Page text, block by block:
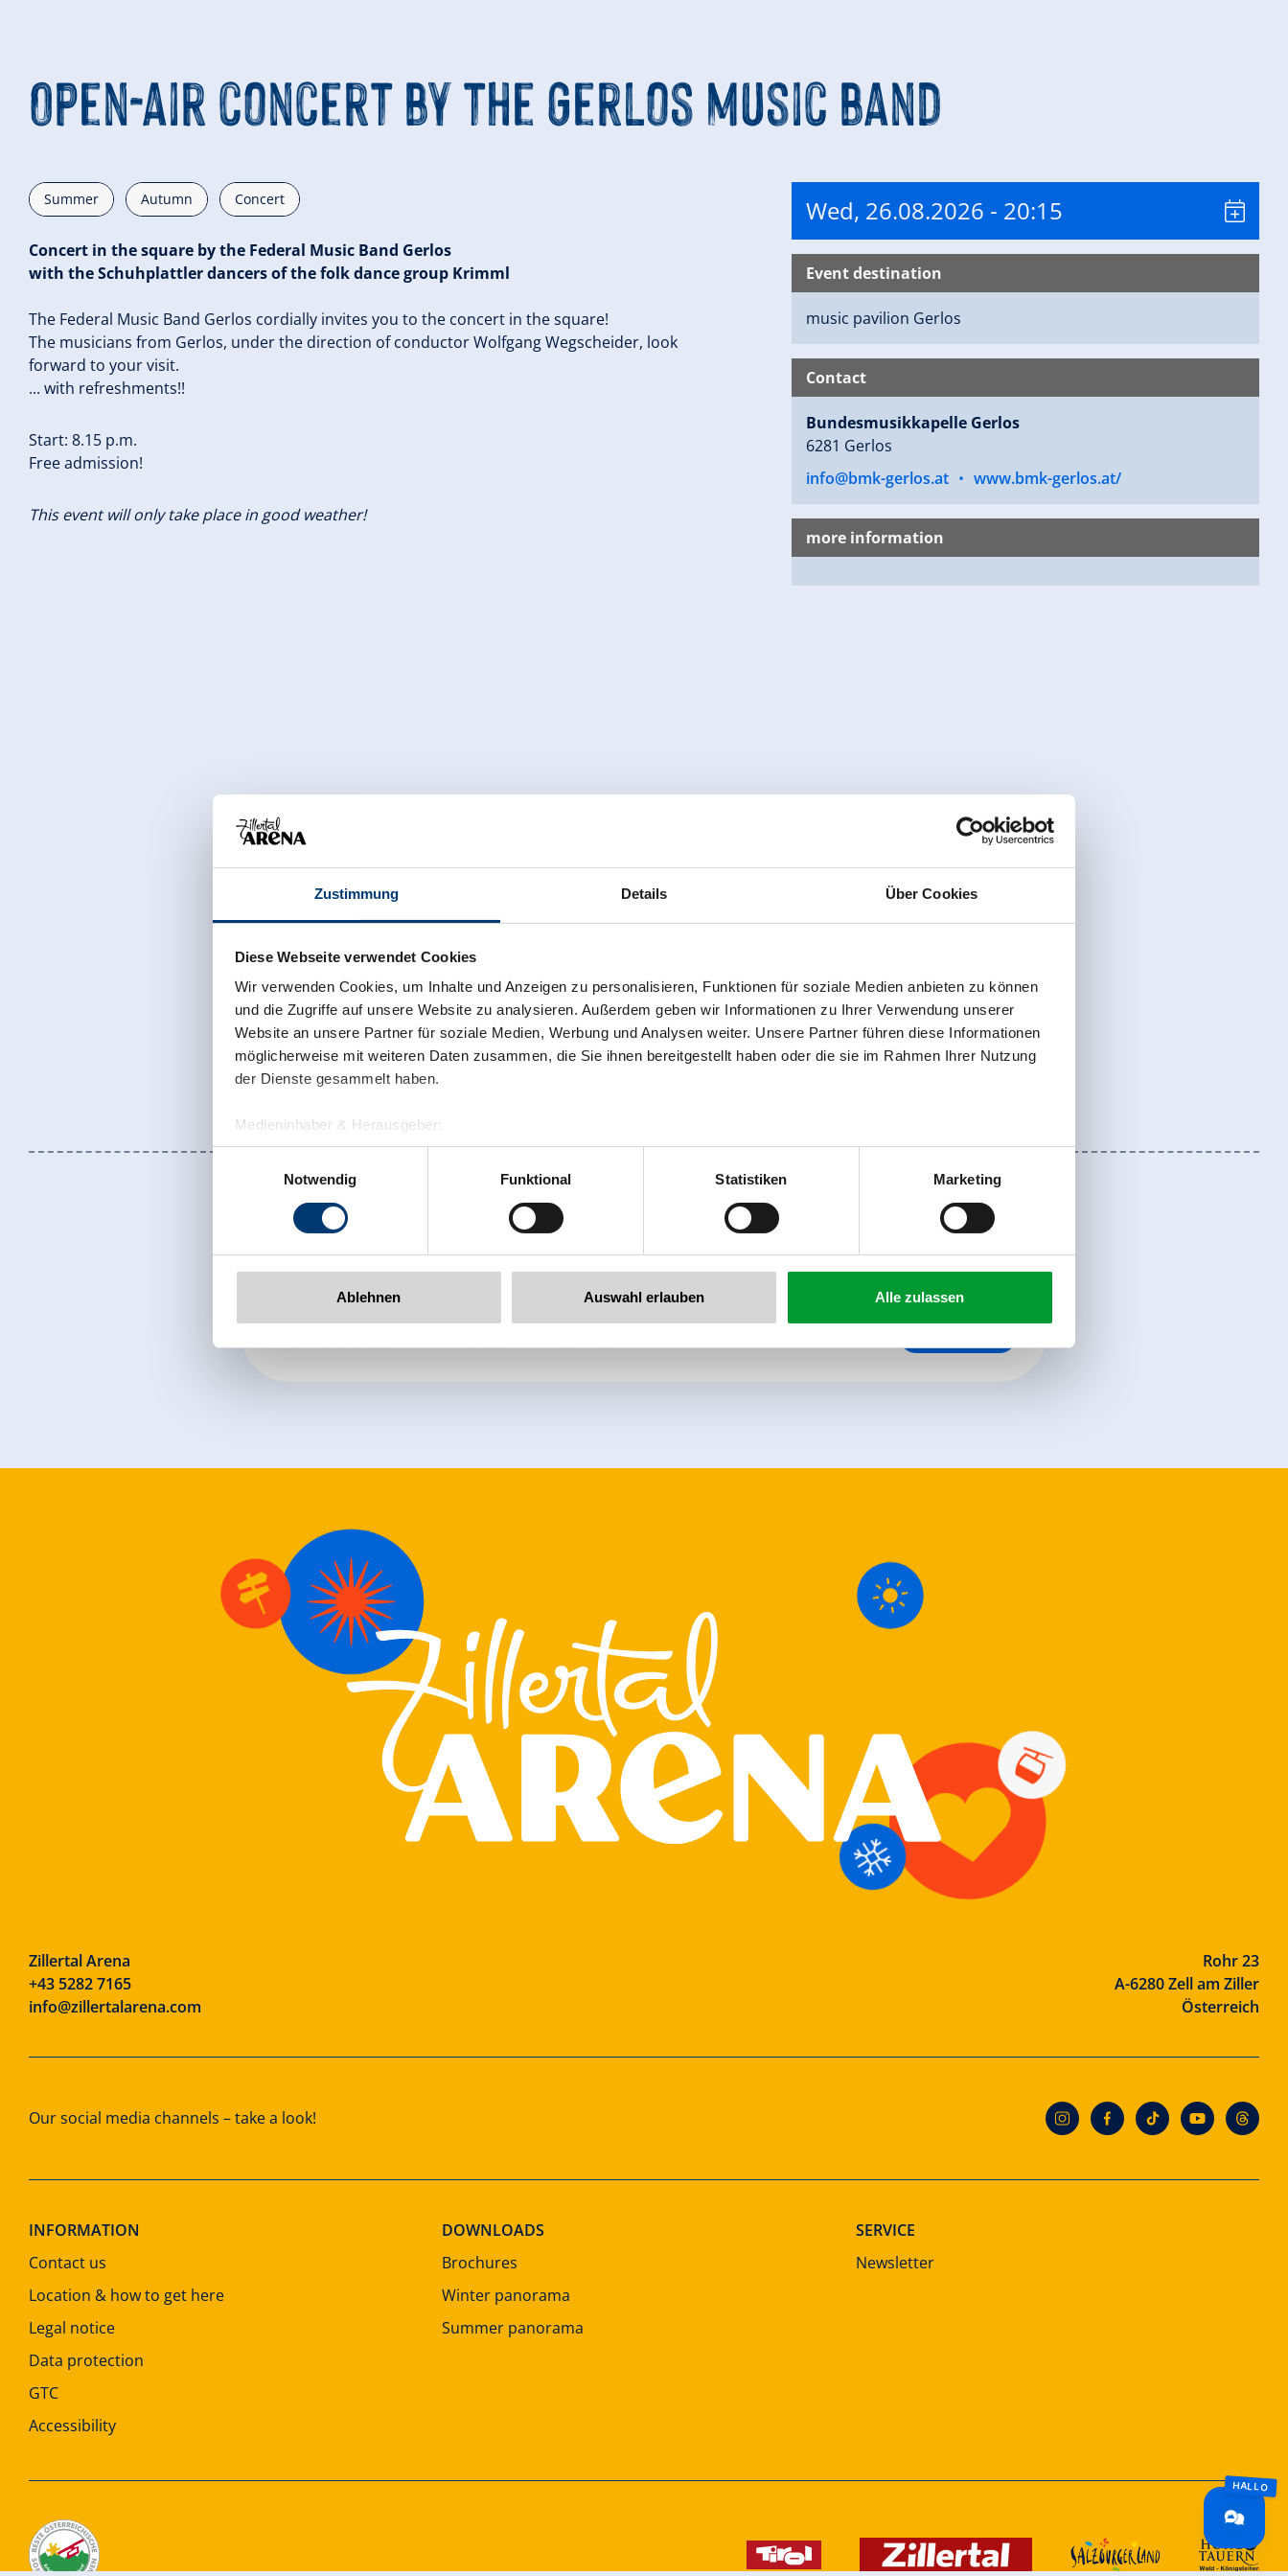
Zustimmung Details Über Cookies
Diese Webseite verwendet Cookies
Wir verwenden Cookies, um Inhalte und Anzeigen zu personalisieren, Funktionen für soziale Medien anbieten zu können
und die Zugriffe auf unsere Website zu analysieren. Außerdem geben wir Informationen zu Ihrer Verwendung unserer
Website an unsere Partner für soziale Medien, Werbung und Analysen weiter. Unsere Partner führen diese Informationen
möglicherweise mit weiteren Daten zusammen, die Sie ihnen bereitgestellt haben oder die sie im Rahmen Ihrer Nutzung
der Dienste gesammelt haben.
Medieninhaber & Herausgeber:
Zeller Bergbahnen Zillertal GmbH & Co KG
Rohr 23// A-6280 Zell am Ziller
www.zillertalarena.com
Einwilligungsauswahl
Notwendig
Funktional Statistiken Marketing
Ablehnen Auswahl erlauben Alle zulassen
Open-air concert by the Gerlos music band
Summer Autumn Concert
Concert in the square by the Federal Music Band Gerlos
with the Schuhplattler dancers of the folk dance group Krimml
The Federal Music Band Gerlos cordially invites you to the concert in the square!
The musicians from Gerlos, under the direction of conductor Wolfgang Wegscheider, look
forward to your visit.
... with refreshments!!
Start: 8.15 p.m.
Free admission!
This event will only take place in good weather!
Wed, 26.08.2026 - 20:15
Event destination
music pavilion Gerlos
Contact
Bundesmusikkapelle Gerlos
6281 Gerlos
info@bmk-gerlos.at • www.bmk-gerlos.at/
more information
back to overview
Sign up for the newsletter now!
Zillertal Arena
+43 5282 7165
info@zillertalarena.com
Rohr 23
A-6280 Zell am Ziller
Österreich
Our social media channels – take a look!
INFORMATION
Contact us
Location & how to get here
Legal notice
Data protection
GTC
Accessibility
DOWNLOADS
Brochures
Winter panorama
Summer panorama
SERVICE
Newsletter